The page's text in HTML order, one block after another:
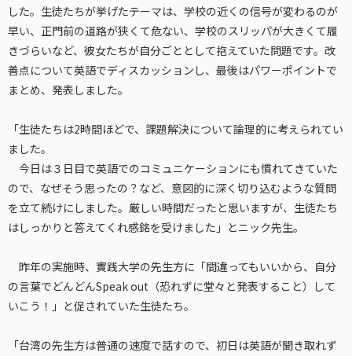
した。生徒たちが挙げたテーマは、学校の近くの信号が変わるのが
早い、正門前の道路が狭くて危ない、学校のスリッパが大きくて履
きづらいなど、彼女たちが自分ごととして抱えていた問題です。改
善点について英語でディスカッションし、最後はパワーポイントで
まとめ、発表しました。
「生徒たちは2時間ほどで、課題解決について論理的に考えられてい
ました。
今日は３日目で英語でのコミュニケーションにも慣れてきていた
ので、なぜそう思ったの？など、意図的に深く切り込むような質問
を立て続けにしました。厳しい時間だったと思いますが、生徒たち
はしっかりと答えてくれ感銘を受けました」とニック先生。
昨年の実施時、實践大学の先生方に「間違ってもいいから、自分
の言葉でどんどんSpeak out（恐れずに堂々と発表すること）して
いこう！」と促されていた生徒たち。
「台湾の先生方は普通の速度で話すので、初日は英語が聞き取れず